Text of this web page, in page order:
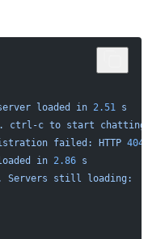
loaded in 2.51 s
ctrl-c to start chatting
failed: HTTP 404
in 2.86 s
Servers still loading: